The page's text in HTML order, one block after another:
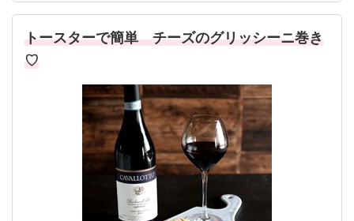
トースターで簡単 チーズのグリッシーニ巻き
♡